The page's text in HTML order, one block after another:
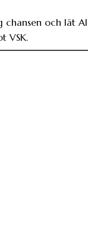
chansen och lät
VSK.